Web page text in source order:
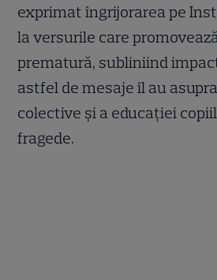
exprimat îngrijorarea pe
la versurile care
prematură, subliniind
astfel de mesaje îl au
colective și a educației
fragede.